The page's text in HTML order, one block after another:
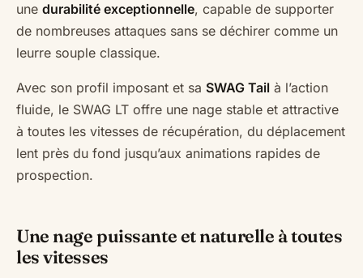
une durabilité exceptionnelle, capable de supporter
de nombreuses attaques sans se déchirer comme un
leurre souple classique.
Avec son profil imposant et sa SWAG Tail à l’action
fluide, le SWAG LT offre une nage stable et attractive
à toutes les vitesses de récupération, du déplacement
lent près du fond jusqu’aux animations rapides de
prospection.
Une nage puissante et naturelle à toutes
les vitesses